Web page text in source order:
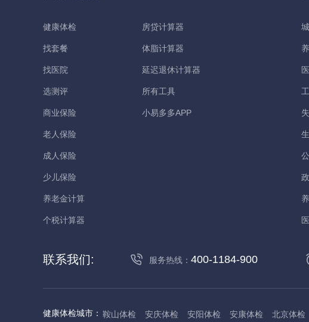
健康体检
找套餐
找医院
选测评
商业保险
老人保险
成人保险
少儿保险
养老金计算
个税计算器
房贷计算器
体脂计算器
延迟退休计算器
所有工具
小易多多APP
联系我们: 服务热线： 400-1184-900
健康体检城市： 鞍山体检 安庆体检 安阳体检 安康体检 北京体检